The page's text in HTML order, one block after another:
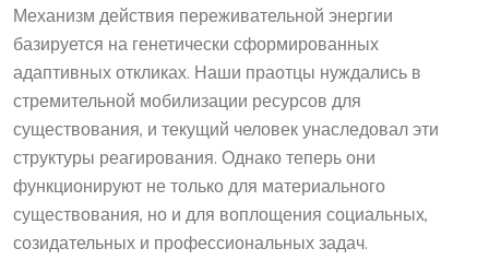
Механизм действия переживательной энергии
базируется на генетически сформированных
адаптивных откликах. Наши праотцы нуждались в
стремительной мобилизации ресурсов для
существования, и текущий человек унаследовал эти
структуры реагирования. Однако теперь они
функционируют не только для материального
существования, но и для воплощения социальных,
созидательных и профессиональных задач.